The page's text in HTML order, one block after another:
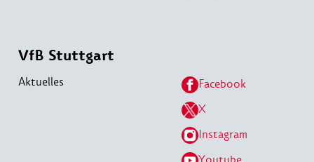
VfB Stuttgart
Aktuelles
Facebook
X
Instagram